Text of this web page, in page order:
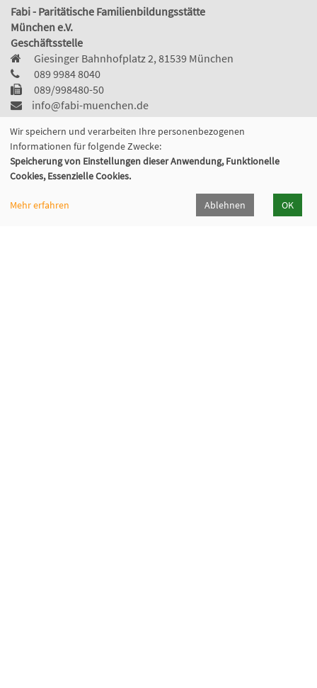
Fabi - Paritätische Familienbildungsstätte
München e.V.
Geschäftsstelle
Giesinger Bahnhofplatz 2, 81539 München
089 9984 8040
089/998480-50
info@fabi-muenchen.de
Gefördert von der
Wir speichern und verarbeiten Ihre personenbezogenen
Informationen für folgende Zwecke:
Speicherung von Einstellungen dieser Anwendung, Funktionelle
Cookies, Essenzielle Cookies.
Mehr erfahren Ablehnen OK